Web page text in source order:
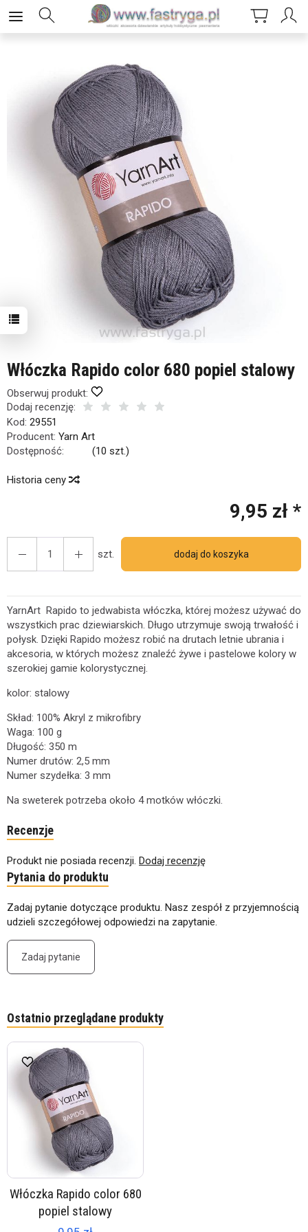
Włóczka Rapido color 680 popiel stalowy
Obserwuj produkt:
Dodaj recenzję:
Kod: 29551
Producent: Yarn Art
Dostępność:
(10 szt.)
Historia ceny
9,95 zł *
szt. dodaj do koszyka
YarnArt Rapido to jedwabista włóczka, której możesz używać do
wszystkich prac dziewiarskich. Długo utrzymuje swoją trwałość i
połysk. Dzięki Rapido możesz robić na drutach letnie ubrania i
akcesoria, w których możesz znaleźć żywe i pastelowe kolory w
szerokiej gamie kolorystycznej.
kolor: stalowy
Skład: 100% Akryl z mikrofibry
Waga: 100 g
Długość: 350 m
Numer drutów: 2,5 mm
Numer szydełka: 3 mm
Na sweterek potrzeba około 4 motków włóczki.
Recenzje
Produkt nie posiada recenzji. Dodaj recenzję
Pytania do produktu
Zadaj pytanie dotyczące produktu. Nasz zespół z przyjemnością
udzieli szczegółowej odpowiedzi na zapytanie.
Zadaj pytanie
Ostatnio przeglądane produkty
Włóczka Rapido color 680
popiel stalowy